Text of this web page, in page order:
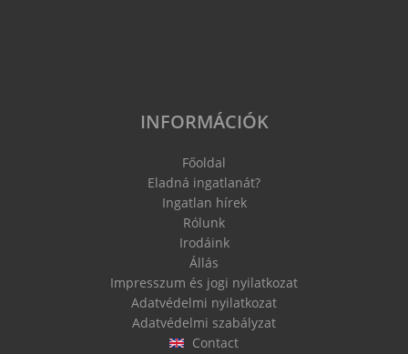
INFORMÁCIÓK
Főoldal
Eladná ingatlanát?
Ingatlan hírek
Rólunk
Irodáink
Állás
Impresszum és jogi nyilatkozat
Adatvédelmi nyilatkozat
Adatvédelmi szabályzat
Contact